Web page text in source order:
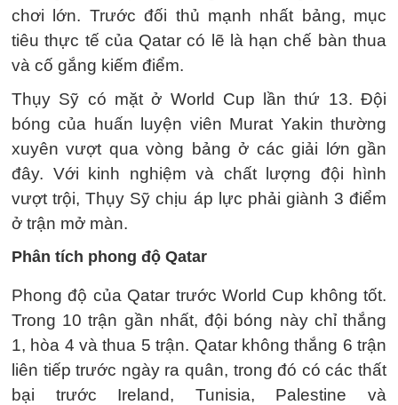
chơi lớn. Trước đối thủ mạnh nhất bảng, mục
tiêu thực tế của Qatar có lẽ là hạn chế bàn thua
và cố gắng kiếm điểm.
Thụy Sỹ có mặt ở World Cup lần thứ 13. Đội
bóng của huấn luyện viên Murat Yakin thường
xuyên vượt qua vòng bảng ở các giải lớn gần
đây. Với kinh nghiệm và chất lượng đội hình
vượt trội, Thụy Sỹ chịu áp lực phải giành 3 điểm
ở trận mở màn.
Phân tích phong độ Qatar
Phong độ của Qatar trước World Cup không tốt.
Trong 10 trận gần nhất, đội bóng này chỉ thắng
1, hòa 4 và thua 5 trận. Qatar không thắng 6 trận
liên tiếp trước ngày ra quân, trong đó có các thất
bại trước Ireland, Tunisia, Palestine và